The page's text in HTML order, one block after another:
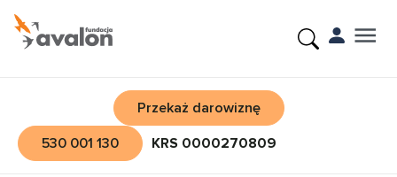
Przekaż darowiznę
530 001 130
KRS 0000270809